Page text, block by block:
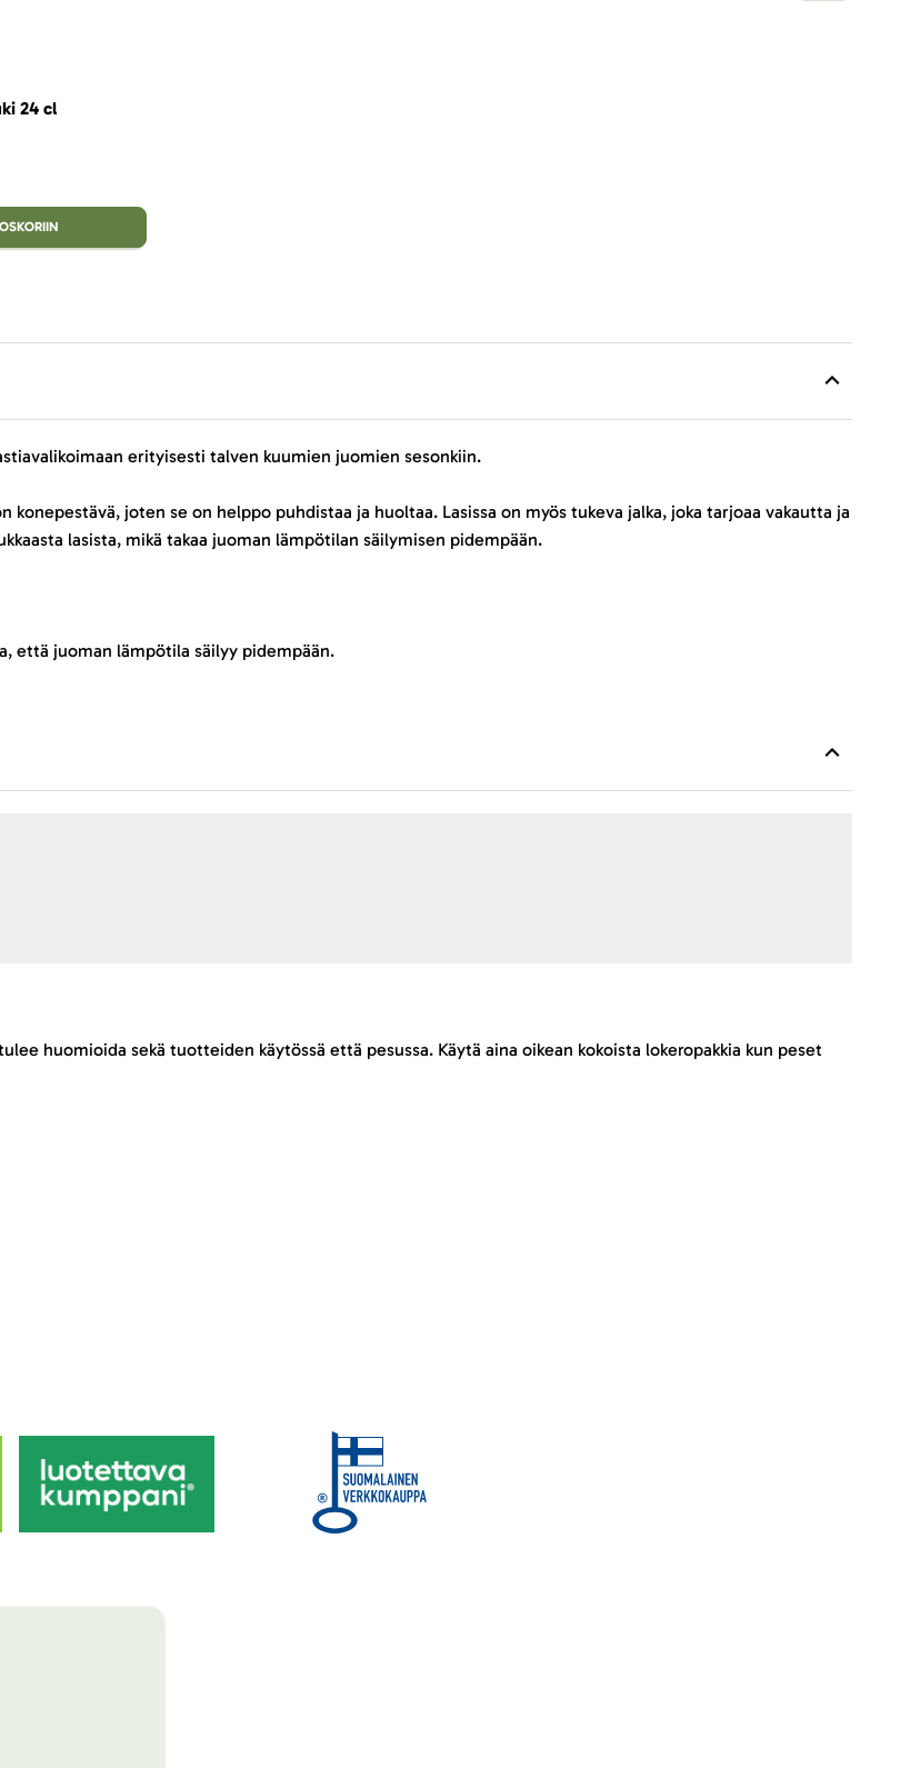
24 cl
erityisesti talven kuumien juomien sesonkiin.
konepestävä, joten se on helppo puhdistaa ja huoltaa. Lasissa on myös tukeva jalka, joka tarjoaa vakautta ja
lasista, mikä takaa juoman lämpötilan säilymisen pidempään.
että juoman lämpötila säilyy pidempään.
huomioida sekä tuotteiden käytössä että pesussa. Käytä aina oikean kokoista lokeropakkia kun peset